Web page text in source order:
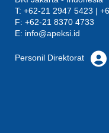
T: +62-21 2947 5423 |
F: +62-21 8370 4733
E: info@apeksi.id
Personil Direktorat